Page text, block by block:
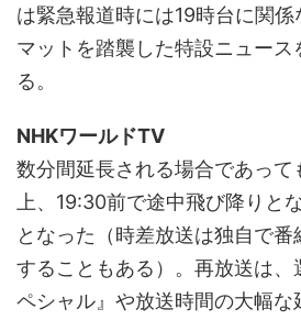
は緊急報道時には19時台に関
マットを踏襲した特設ニュー
る。
NHKワールドTV
数分間延長される場合であって
上、19:30前で途中飛び降りと
となった（時差放送は独自で
することもある）。再放送は、
ペシャル』や放送時間の大幅な